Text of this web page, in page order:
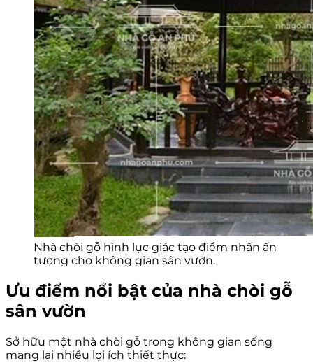
Nhà chòi gỗ hình lục giác tạo điểm nhấn ấn
tượng cho không gian sân vườn.
Ưu điểm nổi bật của nhà chòi gỗ
sân vườn
Sở hữu một nhà chòi gỗ trong không gian sống
mang lại nhiều lợi ích thiết thực: